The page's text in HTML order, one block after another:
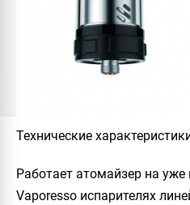
Технические
Работает атомайзер на
Vaporesso испарителях